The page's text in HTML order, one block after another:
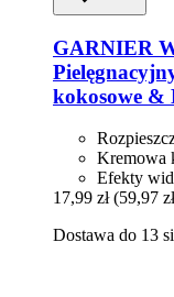
GARNIER
kokosowe &
Kremowa
Efekty
17,99 zł (59,97
Dostawa do 13